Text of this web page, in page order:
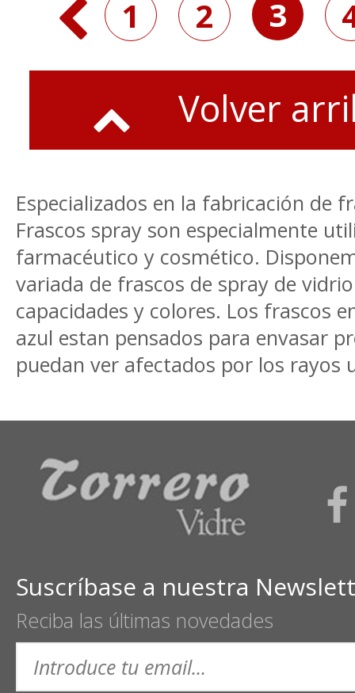
1 2 3
Volver
Especializados en la fabricación de
Frascos spray son especialmente
farmacéutico y cosmético.
variada de frascos de spray de
capacidades y colores. Los frascos
azul estan pensados para envasar
puedan ver afectados por los rayos
Suscríbase a nuestra
Reciba las últimas novedades